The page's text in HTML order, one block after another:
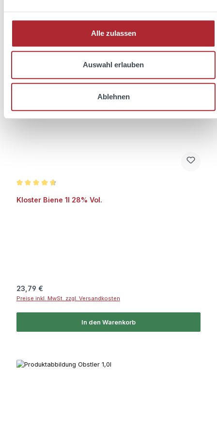
Alle zulassen
Auswahl erlauben
Ablehnen
Kloster Biene 1l 28% Vol.
Regulärer Preis:
23,79 €
Preise inkl. MwSt. zzgl. Versandkosten
In den Warenkorb